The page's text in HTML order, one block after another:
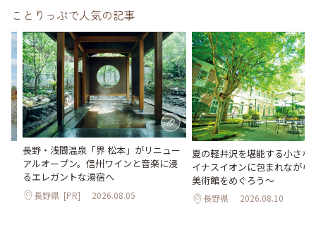
ことりっぷで人気の記事
長野・浅間温泉「界 松本」がリニュー
アルオープン。信州ワインと音楽に浸
るエレガントな湯宿へ
長野県 [PR] 2026.08.05
夏の軽井沢を堪能する小さな
イナスイオンに包まれながら
美術館をめぐろう～
長野県 2026.08.10